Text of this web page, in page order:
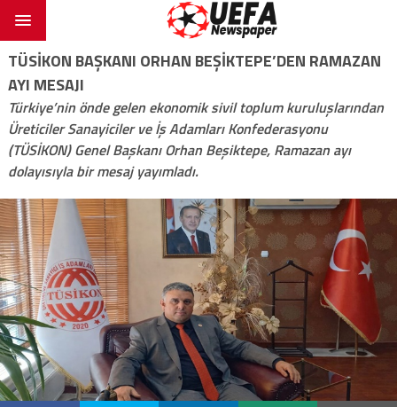
TÜSİKON BAŞKANI ORHAN BEŞİKTEPE’DEN RAMAZAN
AYI MESAJI
Türkiye’nin önde gelen ekonomik sivil toplum kuruluşlarından
Üreticiler Sanayiciler ve İş Adamları Konfederasyonu
(TÜSİKON) Genel Başkanı Orhan Beşiktepe, Ramazan ayı
dolayısıyla bir mesaj yayımladı.